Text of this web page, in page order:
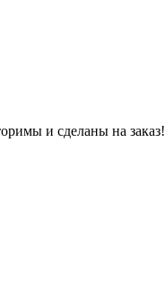
и сделаны на заказ!